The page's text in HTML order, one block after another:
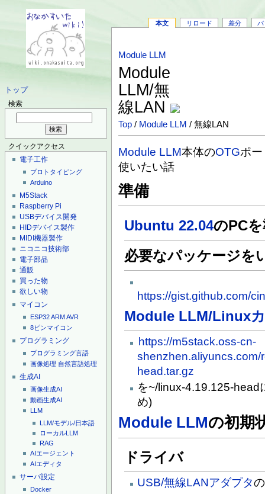
トップ
検索
クイックアクセス
電子工作
プロトタイピング
Arduino
M5Stack
Raspberry Pi
USBデバイス開発
HIDデバイス製作
MIDI機器製作
ニコニコ技術部
電子部品
通販
買った物
欲しい物
マイコン
ESP32ARMAVR
8ピンマイコン
プログラミング
プログラミング言語
画像処理 自然言語処理
生成AI
画像生成AI
動画生成AI
LLM
LLM/モデル/日本語
ローカルLLM
RAG
AIエージェント
AIエディタ
サーバ設定
Docker
本文 リロード 差分 バ
Module LLM
Module
LLM/無
線LAN
Top / Module LLM / 無線LAN
Module LLM本体のOTGポ
使いたい話
準備
Ubuntu 22.04のPC
必要なパッケージを
https://gist.github.com/
Module LLM/Linux
https://m5stack.oss-cn-
shenzhen.aliyuncs.com/
head.tar.gz
を~/linux-4.19.125-head
め)
Module LLMの初期
ドライバ
USB/無線LANアダプタ